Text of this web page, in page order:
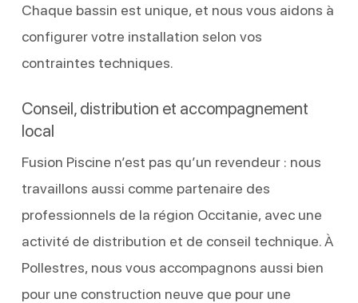
Chaque bassin est unique, et nous vous aidons à
configurer votre installation selon vos
contraintes techniques.
Conseil, distribution et accompagnement
local
Fusion Piscine n’est pas qu’un revendeur : nous
travaillons aussi comme partenaire des
professionnels de la région Occitanie, avec une
activité de distribution et de conseil technique. À
Pollestres, nous vous accompagnons aussi bien
pour une construction neuve que pour une